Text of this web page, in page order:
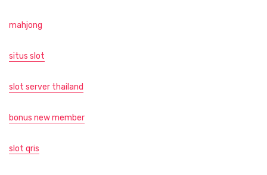
mahjong
situs slot
slot server thailand
bonus new member
slot qris